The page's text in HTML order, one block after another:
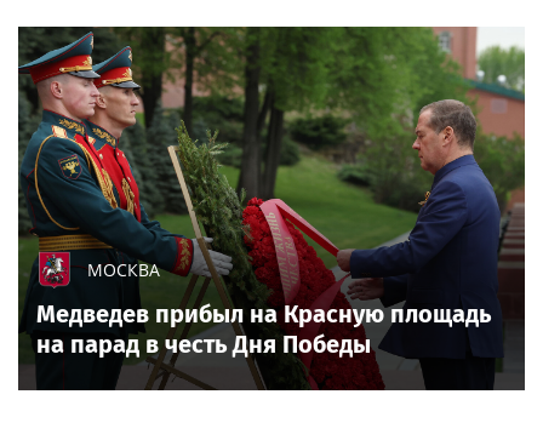
МОСКВА
Медведев прибыл на Красную площадь
на парад в честь Дня Победы